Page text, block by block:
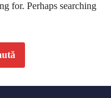
for. Perhaps searching